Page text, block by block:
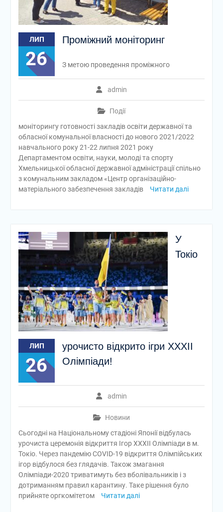
ЛИП
26
Проміжний моніторинг
admin
Події
З метою проведення проміжного
моніторингу готовності закладів освіти державної та
обласної комунальної власності до нового 2021/2022
навчального року 21-22 липня 2021 року
Департаментом освіти, науки, молоді та спорту
Хмельницької обласної державної адміністрації спільно
з комунальним закладом «Центр організаційно-
матеріального забезпечення закладів
Читати далі
ЛИП
26
У
Токіо
урочисто відкрито ігри ХХХІІ
Олімпіади!
admin
Новини
Сьогодні на Національному стадіоні Японії відбулась
урочиста церемонія відкриття Ігор ХХХІІ Олімпіади в м.
Токіо. Через пандемію СОVID-19 відкриття Олімпійських
ігор відбулося без глядачів. Також змагання
Олімпіади-2020 триватимуть без вболівальників і з
дотриманням правил карантину. Таке рішення було
прийняте оргкомітетом
Читати далі